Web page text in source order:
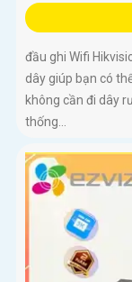
đầu ghi Wifi
dây giúp bạn có
không cần đi dây
thống...